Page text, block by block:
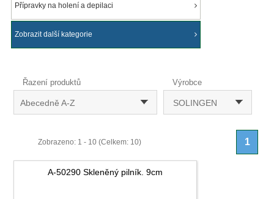
Přípravky na holení a depilaci
Zobrazit další kategorie
Řazení produktů
Abecedně A-Z
Výrobce
SOLINGEN
Zobrazeno: 1 - 10 (Celkem: 10) 1
A-50290 Skleněný pilník. 9cm